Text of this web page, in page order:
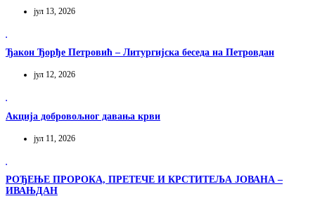
јул 13, 2026
Ђакон Ђорђе Петровић – Литургијска беседа на Петровдан
јул 12, 2026
Акција добровољног давања крви
јул 11, 2026
РОЂЕЊЕ ПРОРОКА, ПРЕТЕЧЕ И КРСТИТЕЉА ЈОВАНА –
ИВАЊДАН